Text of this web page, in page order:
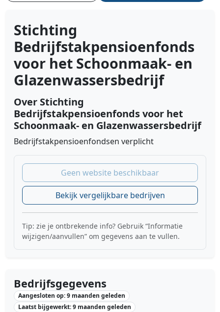
Stichting
Bedrijfstakpensioenfonds
voor het Schoonmaak- en
Glazenwassersbedrijf
Over Stichting
Bedrijfstakpensioenfonds voor het
Schoonmaak- en Glazenwassersbedrijf
Bedrijfstakpensioenfondsen verplicht
Geen website beschikbaar
Bekijk vergelijkbare bedrijven
Tip: zie je ontbrekende info? Gebruik “Informatie
wijzigen/aanvullen” om gegevens aan te vullen.
Bedrijfsgegevens
Aangesloten op: 9 maanden geleden
Laatst bijgewerkt: 9 maanden geleden